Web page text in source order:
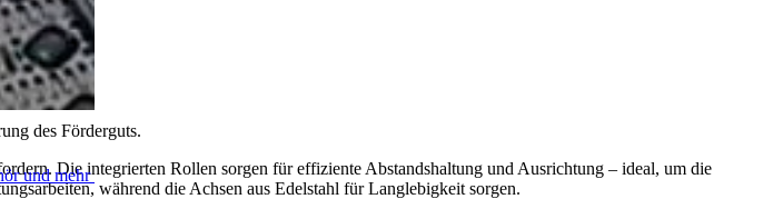
und mehr
des Förderguts.
Die integrierten Rollen sorgen für effiziente Abstandshaltung und Ausrichtung – ideal, um die
während die Achsen aus Edelstahl für Langlebigkeit sorgen.